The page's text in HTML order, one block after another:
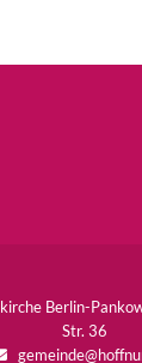
Berlin-
Str. 36